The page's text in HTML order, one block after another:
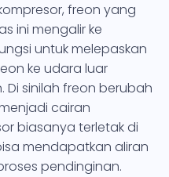
freon yang
ini mengalir ke
untuk melepaskan
ke udara luar
Di sinilah freon berubah
cairan
biasanya terletak di
mendapatkan aliran
pendinginan.